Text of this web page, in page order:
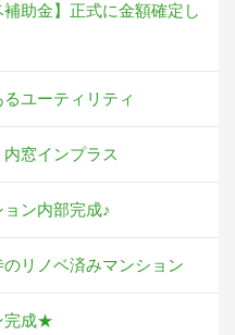
補助金】正式に金額確定し
ユーティリティ
窓インプラス
ン内部完成♪
のリノベ済みマンション
完成★